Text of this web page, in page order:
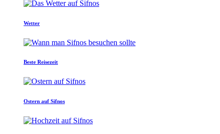
Wetter
Beste Reisezeit
Ostern auf Sifnos